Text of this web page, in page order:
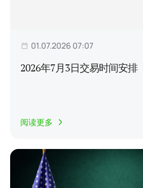
01.07.2026 07:07
2026年7月3日交易时间安排
阅读更多